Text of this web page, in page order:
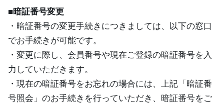
■暗証番号変更
・暗証番号の変更手続きにつきましては、以下の窓口
でお手続きが可能です。
・変更に際し、会員番号や現在ご登録の暗証番号を入
力していただきます。
・現在の暗証番号をお忘れの場合には、上記「暗証番
号照会」のお手続きを行っていただき、暗証番号をご